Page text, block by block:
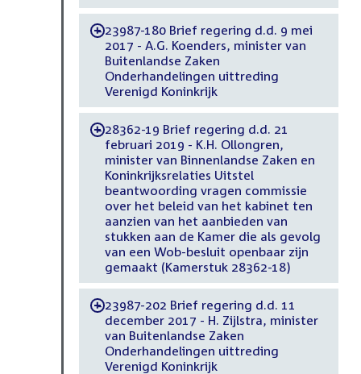
-23987-180 Brief regering d.d. 9 mei
2017 - A.G. Koenders, minister van
Buitenlandse Zaken
Onderhandelingen uittreding
Verenigd Koninkrijk
-28362-19 Brief regering d.d. 21
februari 2019 - K.H. Ollongren,
minister van Binnenlandse Zaken en
Koninkrijksrelaties Uitstel
beantwoording vragen commissie
over het beleid van het kabinet ten
aanzien van het aanbieden van
stukken aan de Kamer die als gevolg
van een Wob-besluit openbaar zijn
gemaakt (Kamerstuk 28362-18)
-23987-202 Brief regering d.d. 11
december 2017 - H. Zijlstra, minister
van Buitenlandse Zaken
Onderhandelingen uittreding
Verenigd Koninkrijk